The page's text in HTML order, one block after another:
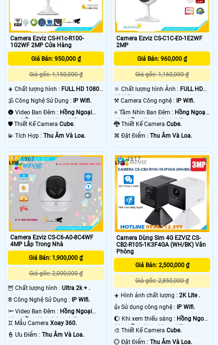
Camera Ezviz CS-H1c-R100-
1G2WF 2MP Cửa Hàng
Giá Bán: 950,000 ₫
Giá gốc: 1,150,000 ₫
☀️ Chất lượng hình : FULL HD 1080P
🕉️ Công Nghệ Sử Dụng : IP Wifi.
🌚 Video Ban Đêm : Hồng Ngoại
10m Hồng Ngoại Smart IR.
🛡 Thiết Kế Camera Cube.
️💫 Tích Hợp : Thu Âm Và Loa.
Camera Ezviz CS-C1C-E0-1E2WF
2MP
Giá Bán: 960,000 ₫
Giá gốc: 1,160,000 ₫
🔆 Chất lượng hình Ảnh : FULL HD
1080P .
⚒ Camera Công nghệ : IP Wifi.
⭐ Tầm Nhìn Ban Đêm : Hồng Ngoại
10m Hồng Ngoại Smart IR.
🐉️ Thiết Kế CameraCube.
️⌘ Đặt Điểm :Thu Âm Và Loa.
Camera Ezviz CS-C6-A0-8C4WF
4MP Lắp Trong Nhà
Giá Bán: 1,900,000 ₫
Giá gốc: 2,000,000 ₫
🦉 Chất lượng hình : Ultra 2k + .
®️ Công Nghệ Sử Dụng : IP Wifi.
🔦 Video Ban Đêm : Hồng Ngoại
10m Hồng Ngoại Smart IR.
♊ Mẫu Camera Xoay 360.
️👮 Ưu Điểm : Thu Âm Và Loa.
1967
Camera Dùng Sim 4G EZVIZ CS-
CB2-R105-1K3F4GA (WH/BK) Văn
Phòng
Giá Bán: 2,500,000 ₫
Giá gốc: 2,850,000 ₫
☀️ Hình ảnh chất lượng :2K Lite .
👍 Sử dụng công nghệ :
IP Wifi.
🌔 Khi xem thiếu sáng : Hồng Ngoại
10m Hồng Ngoại Smart IR.
🎨 Thiết Kế CameraCube.
️💮 Đặt Điểm :Thu Âm Và Loa.
1617